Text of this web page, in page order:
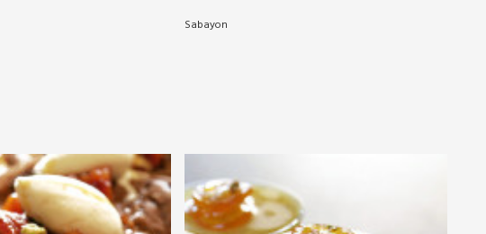
Sabayon